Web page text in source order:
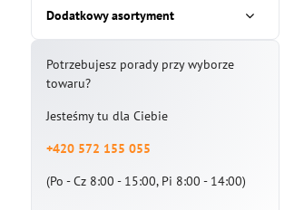
Dodatkowy asortyment
Potrzebujesz porady przy wyborze
towaru?
Jesteśmy tu dla Ciebie
+420 572 155 055
(Po - Cz 8:00 - 15:00, Pi 8:00 - 14:00)